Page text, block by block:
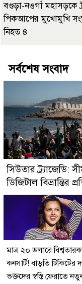
বগুড়া-নওগাঁ মহাসড়কে
পিকআপের মুখোমুখি
নিহত ৪
সর্বশেষ সংবাদ
সিউতার ট্র্যাজেডি:
ডিজিটাল বিভ্রান্তির
মাত্র ২০ ডলারে
কনসার্ট! বাড়তি টিকিটের
ভক্তদের স্বস্তি ফেরাতে